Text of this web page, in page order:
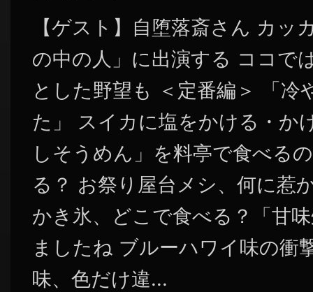
【ゲスト】自堕落斎さん カッ
の中の人」に出演する ココで
とした野望も ＜定番編＞ 「
た」 スイカに塩をかける・か
しそうめん」を料亭で食べる
る？ お祭り屋台メシ、何に惹
かき氷、どこで食べる？「甘
ましたね ブルーハワイ味の衝
味、色だけ違...